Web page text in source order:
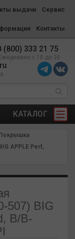
выдачи Сервис
Контакты
(800) 333 21 75
Ежедневно с 10 до 20
КАТАЛОГ
Покрышка
APPLE Perf,
507) BIG
B/B-